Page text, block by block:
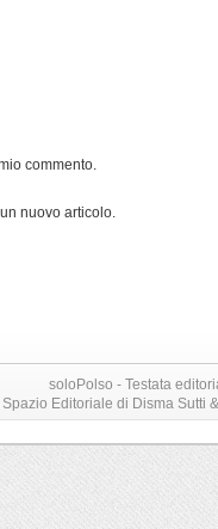
commento.
nuovo articolo.
soloPolso - Testata
Spazio Editoriale di Disma Sutti